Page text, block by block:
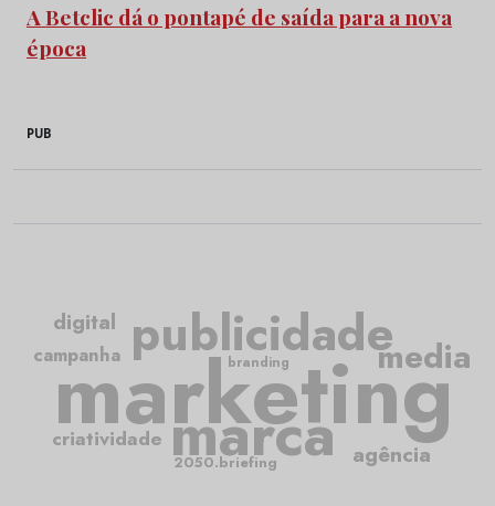
A Betclic dá o pontapé de saída para a nova
época
PUB
marketing
publicidade
marca
criatividade
campanha media
agência
digital
2050.briefing
branding